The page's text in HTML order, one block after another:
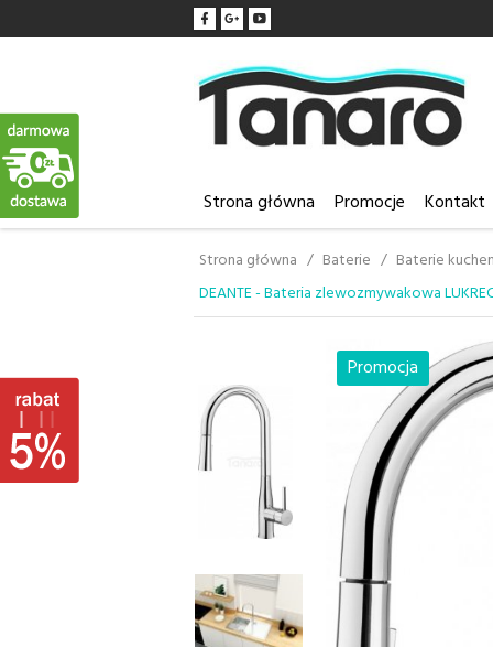
Strona główna Promocje Kontakt
Strona główna Baterie
Baterie
DEANTE - Bateria zlewozmywakowa
Promocja